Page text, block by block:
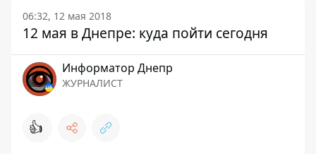
06:32, 12 мая 2018
12 мая в Днепре: куда пойти сегодня
Информатор Днепр
ЖУРНАЛИСТ
👍